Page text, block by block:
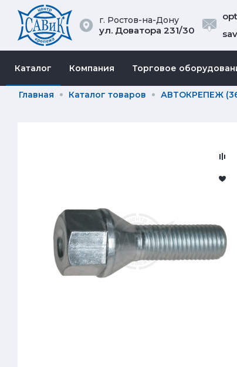
г. Ростов-на-Дону
ул. Доватора 231/30
Каталог Компания Торговое
Главная Каталог товаров АВТОКРЕПЕЖ